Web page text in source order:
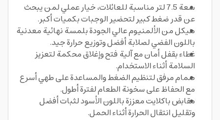
سعة 7.5 لتر مناسبة للعائلات، خيار عملي لمن يبحث
عن قدر ضغط كبير لتحضير الوجبات بكميات أكبر.
هيكل من الألمنيوم عالي الجودة بلمسة نهائية معدنية
باللون الفضي لصلابة أفضل وتوزيع حرارة جيد.
غطاء بقفل أمان مع آلية فتح وإغلاق محكمة لتعزيز
السلامة أثناء الاستخدام.
صمام مرفق لتنظيم الضغط والمساعدة على طهي أسرع
مع الحفاظ على سخونة الطعام لفترة أطول.
مقابض باكلايت معززة باللون الأسود لثبات أفضل
وتقليل انتقال الحرارة أثناء الحمل.